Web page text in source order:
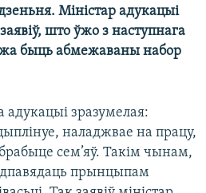
Міністар адукацыі
што ўжо з наступнага
быць абмежаваны набор
адукацыі зразумелая:
наладжвае на працу,
сем’яў. Такім чынам,
прынцыпам